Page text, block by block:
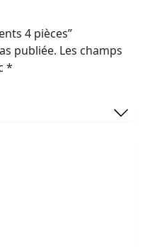
4 pièces”
publiée. Les champs
*